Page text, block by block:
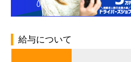
給与について